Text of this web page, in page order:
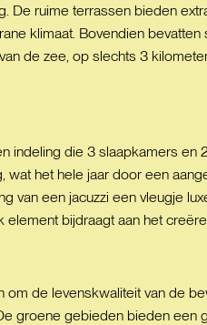
De ruime terrassen bieden
klimaat. Bovendien
de zee, op slechts 3
indeling die 3 slaapkamers en
het hele jaar door een
een jacuzzi een vleugje
bijdraagt aan het
de levenskwaliteit van de
groene gebieden bieden een